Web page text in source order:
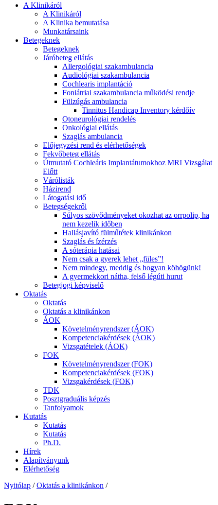
A Klinikáról
A Klinikáról
A Klinika bemutatása
Munkatársaink
Betegeknek
Betegeknek
Járóbeteg ellátás
Allergológiai szakambulancia
Audiológiai szakambulancia
Cochlearis implantáció
Foniátriai szakambulancia működési rendje
Fülzúgás ambulancia
Tinnitus Handicap Inventory kérdőív
Otoneurológiai rendelés
Onkológiai ellátás
Szaglás ambulancia
Előjegyzési rend és elérhetőségek
Fekvőbeteg ellátás
Útmutató Cochleáris Implantátumokhoz MRI Vizsgálat
Előtt
Várólisták
Házirend
Látogatási idő
Betegségekről
Súlyos szövődményeket okozhat az orrpolip, ha
nem kezelik időben
Hallásjavító fülműtétek klinikánkon
Szaglás és ízérzés
A sóterápia hatásai
Nem csak a gyerek lehet „füles”!
Nem mindegy, meddig és hogyan köhögünk!
A gyermekkori nátha, felső légúti hurut
Betegjogi képviselő
Oktatás
Oktatás
Oktatás a klinikánkon
ÁOK
Követelményrendszer (ÁOK)
Kompetenciakérdések (ÁOK)
Vizsgatételek (ÁOK)
FOK
Követelményrendszer (FOK)
Kompetenciakérdések (FOK)
Vizsgakérdések (FOK)
TDK
Posztgraduális képzés
Tanfolyamok
Kutatás
Kutatás
Kutatás
Ph.D.
Hírek
Alapítványunk
Elérhetőség
Nyitólap / Oktatás a klinikánkon /